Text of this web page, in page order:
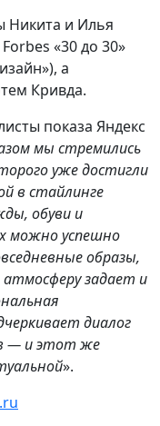
Никита и Илья
«30 до 30»
а
Кривда.
показа Яндекс
мы стремились
уже достигли
в стайлинге
обуви и
можно успешно
образы,
атмосферу задает и
диалог
— и этот же
».